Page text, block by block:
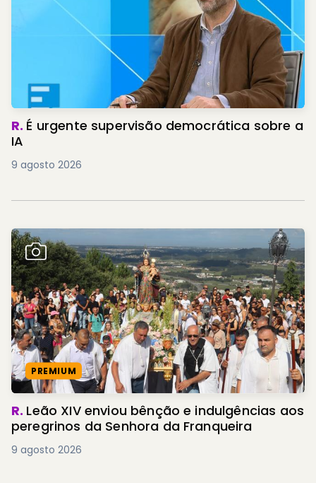
R. É urgente supervisão democrática sobre a
IA
9 agosto 2026
PREMIUM
R. Leão XIV enviou bênção e indulgências aos
peregrinos da Senhora da Franqueira
9 agosto 2026